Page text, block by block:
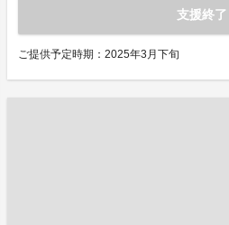
支援終了
ご提供予定時期：2025年3月下旬